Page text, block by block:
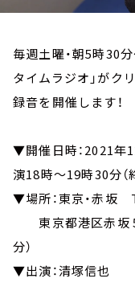
毎週土曜・朝5時30
タイムラジオ」がク
録音を開催します！
▼開催日時：2021
演18時～19時30分（
▼場所：東京・赤坂
東京都港区赤坂５
分）
▼出演：清塚信也